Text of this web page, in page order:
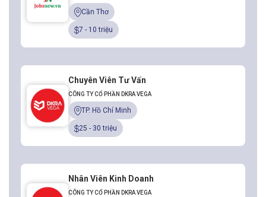
Cần Thơ
7 - 10 triệu
Chuyên Viên Tư Vấn
CÔNG TY CỔ PHẦN DKRA VEGA
TP. Hồ Chí Minh
25 - 30 triệu
Nhân Viên Kinh Doanh
CÔNG TY CỔ PHẦN DKRA VEGA